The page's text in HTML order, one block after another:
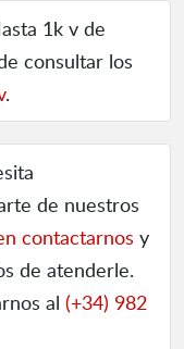
1k v de
consultar los
.
de nuestros
contactarnos y
de atenderle.
al (+34) 982